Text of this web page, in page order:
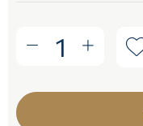
1